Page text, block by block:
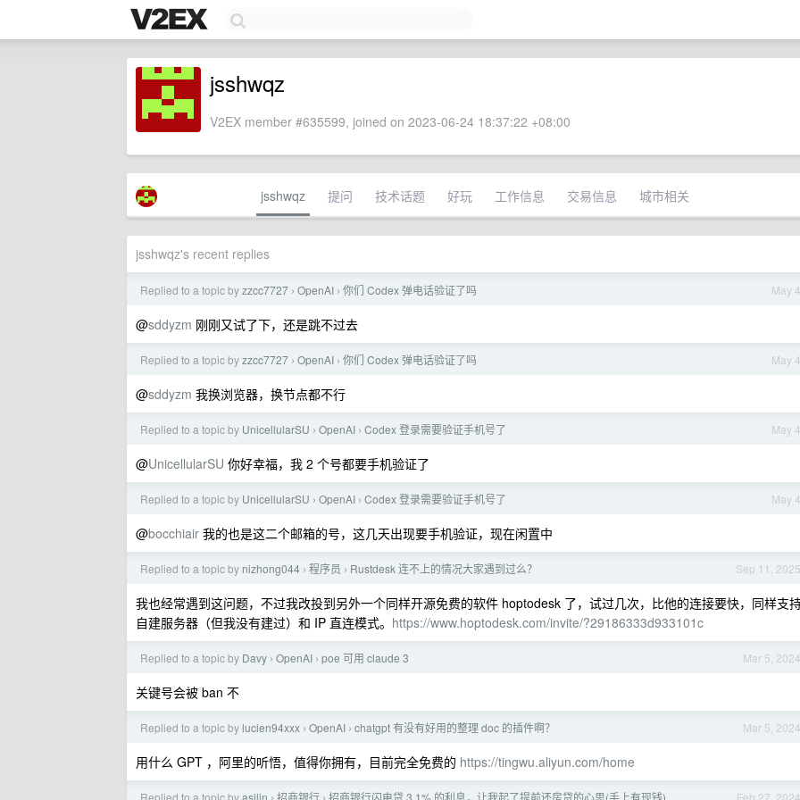
jsshwqz
V2EX member #635599, joined on 2023-06-24 18:37:22 +08:00
jsshwqz 提问 技术话题 好玩 工作信息 交易信息 城市相关
jsshwqz's recent replies
May 4
Replied to a topic byzzcc7727 › OpenAI › 你们 Codex 弹电话验证了吗
@sddyzm 刚刚又试了下，还是跳不过去
May 4
Replied to a topic byzzcc7727 › OpenAI › 你们 Codex 弹电话验证了吗
@sddyzm 我换浏览器，换节点都不行
May 4
Replied to a topic by UnicellularSU › OpenAI › Codex 登录需要验证手机号了
@UnicellularSU 你好幸福，我 2 个号都要手机验证了
May 4
Replied to a topic by UnicellularSU › OpenAI › Codex 登录需要验证手机号了
@bocchiair 我的也是这二个邮箱的号，这几天出现要手机验证，现在闲置中
Sep 11, 2025
Replied to a topic by nizhong044 › 程序员 › Rustdesk 连不上的情况大家遇到过么？
我也经常遇到这问题，不过我改投到另外一个同样开源免费的软件 hoptodesk 了，试过几次，比他的连接要快，同样支
自建服务器（但我没有建过）和 IP 直连模式。 https://www.hoptodesk.com/invite/?29186333d933101c
Mar 5, 2024
Replied to a topic by Davy › OpenAI › poe 可用 claude 3
关键号会被 ban 不
Mar 5, 2024
Replied to a topic by lucien94xxx › OpenAI › chatgpt 有没有好用的整理 doc 的插件啊？
用什么 GPT ，阿里的听悟，值得你拥有，目前完全免费的 https://tingwu.aliyun.com/home
Feb 27, 2024
Replied to a topic byasilin 招商银行 招商银行闪电贷 3.1% 的利息，让我起了提前还房贷的心思(手上有现钱)